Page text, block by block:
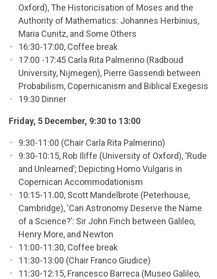
Oxford), The Historicisation of Moses and the
Authority of Mathematics: Johannes Herbinius,
Maria Cunitz, and Some Others
16:30-17:00, Coffee break
17:00 -17:45 Carla Rita Palmerino (Radboud
University, Nijmegen), Pierre Gassendi between
Probabilism, Copernicanism and Biblical Exegesis
19:30 Dinner
Friday, 5 December, 9:30 to 13:00
9:30-11:00 (Chair Carla Rita Palmerino)
9:30-10:15, Rob Iliffe (University of Oxford), ‘Rude
and Unlearned’; Depicting Homo Vulgaris in
Copernican Accommodationism
10:15-11.00, Scott Mandelbrote (Peterhouse,
Cambridge), ‘Can Astronomy Deserve the Name
of a Science?’: Sir John Finch between Galileo,
Henry More, and Newton
11:00-11:30, Coffee break
11:30-13:00 (Chair Franco Giudice)
11:30-12:15, Francesco Barreca (Museo Galileo,